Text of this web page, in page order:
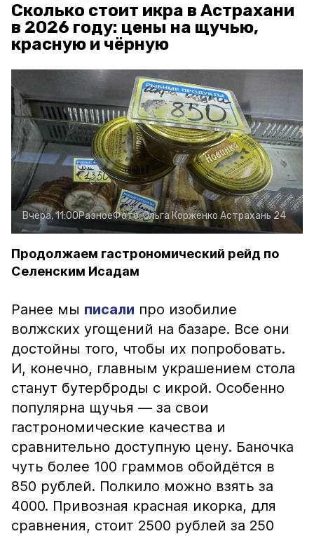
Сколько стоит икра в Астрахани
в 2026 году: цены на щучью,
красную и чёрную
Вчера, 11:00РазноеФото:Ольга Корженко Астрахань 24
Продолжаем гастрономический рейд по
Селенским Исадам
Ранее мы писали про изобилие
волжских угощений на базаре. Все они
достойны того, чтобы их попробовать.
И, конечно, главным украшением стола
станут бутерброды с икрой. Особенно
популярна щучья — за свои
гастрономические качества и
сравнительно доступную цену. Баночка
чуть более 100 граммов обойдётся в
850 рублей. Полкило можно взять за
4000. Привозная красная икорка, для
сравнения, стоит 2500 рублей за 250